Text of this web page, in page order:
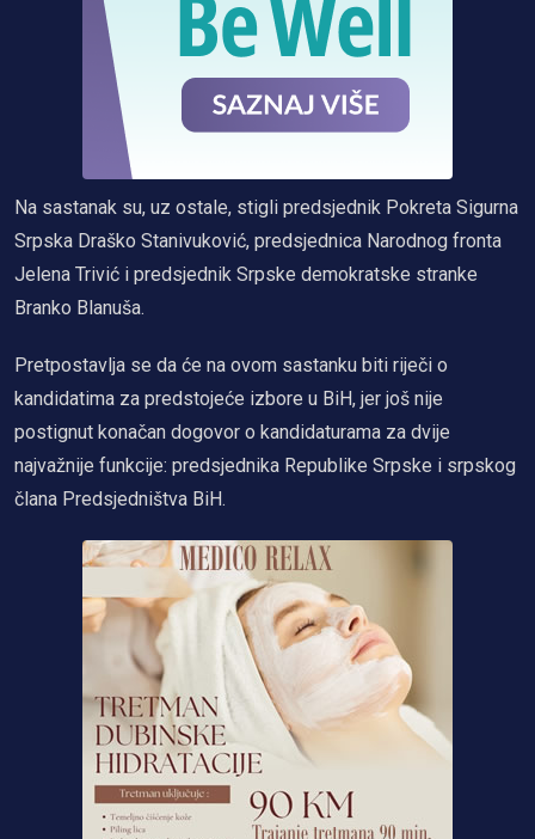
Na sastanak su, uz ostale, stigli predsjednik Pokreta Sigurna
Srpska Draško Stanivuković, predsjednica Narodnog fronta
Jelena Trivić i predsjednik Srpske demokratske stranke
Branko Blanuša.
Pretpostavlja se da će na ovom sastanku biti riječi o
kandidatima za predstojeće izbore u BiH, jer još nije
postignut konačan dogovor o kandidaturama za dvije
najvažnije funkcije: predsjednika Republike Srpske i srpskog
člana Predsjedništva BiH.